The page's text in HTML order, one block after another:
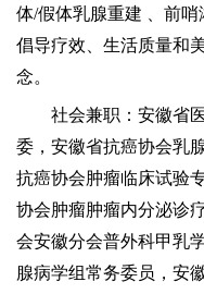
体/假体乳腺重建 、前哨
倡导疗效、生活质量和
念。
社会兼职：安徽省
委，安徽省抗癌协会乳
抗癌协会肿瘤临床试验
协会肿瘤肿瘤内分泌诊
会安徽分会普外科甲乳
腺病学组常务委员，安